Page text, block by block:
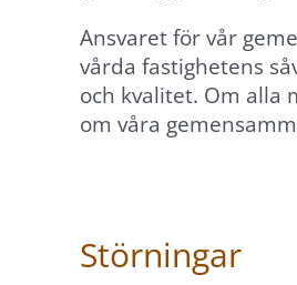
Ansvaret för vår
vårda fastighetens
och kvalitet. Om alla
om våra
Störningar
Nödvändiga
Dessa
cookies går
inte att välja
webbplatsen
över huvud